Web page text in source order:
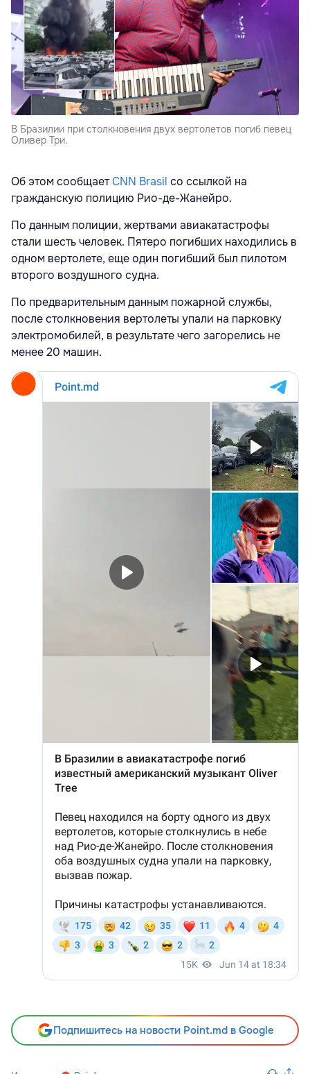
В Бразилии при столкновения двух вертолетов погиб певец
Оливер Три.
Об этом сообщаетCNN Brasil со ссылкой на
гражданскую полицию Рио-де-Жанейро.
По данным полиции, жертвами авиакатастрофы
стали шесть человек. Пятеро погибших находились в
одном вертолете, еще один погибший был пилотом
второго воздушного судна.
По предварительным данным пожарной службы,
после столкновения вертолеты упали на парковку
электромобилей, в результате чего загорелись не
менее 20 машин.
Подпишитесь на новости Point.md в Google